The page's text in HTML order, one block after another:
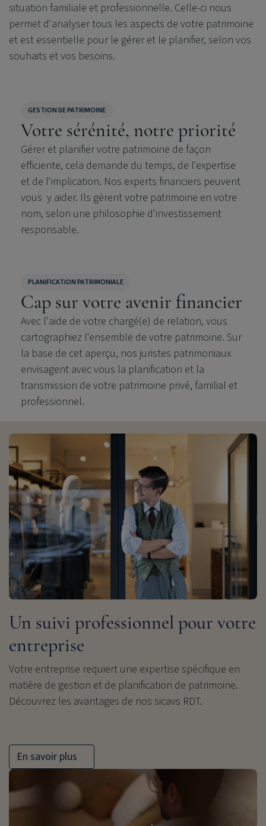
situation familiale et professionnelle. Celle-ci nous
permet d'analyser tous les aspects de votre patrimoine
et est essentielle pour le gérer et le planifier, selon vos
souhaits et vos besoins.
GESTION DE PATRIMOINE
Votre sérénité, notre priorité
Gérer et planifier votre patrimoine de façon
efficiente, cela demande du temps, de l'expertise
et de l'implication. Nos experts financiers peuvent
vous y aider. Ils gèrent votre patrimoine en votre
nom, selon une philosophie d'investissement
responsable.
PLANIFICATION PATRIMONIALE
Cap sur votre avenir financier
Avec l'aide de votre chargé(e) de relation, vous
cartographiez l'ensemble de votre patrimoine. Sur
la base de cet aperçu, nos juristes patrimoniaux
envisagent avec vous la planification et la
transmission de votre patrimoine privé, familial et
professionnel.
Un suivi professionnel pour votre
entreprise
Votre entreprise requiert une expertise spécifique en
matière de gestion et de planification de patrimoine.
Découvrez les avantages de nos sicavs RDT.
En savoir plus